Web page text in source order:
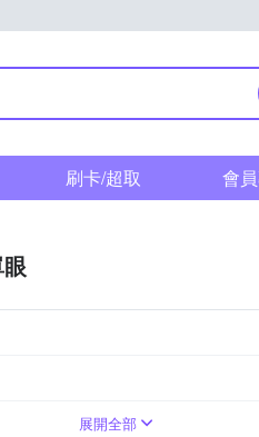
刷卡/超取 會
展開全部